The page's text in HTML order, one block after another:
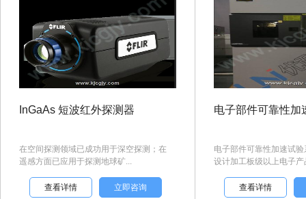
InGaAs 短波红外探测器
在空间探测领域已成功用于深空探测；在
遥感方面已应用于探测地球矿...
查看详情 立即咨询
电子部件可靠性加
电子部件可靠性加速试
设计加工板级以上电子产
查看详情